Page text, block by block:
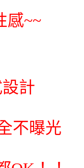
感~~
計
不曝光